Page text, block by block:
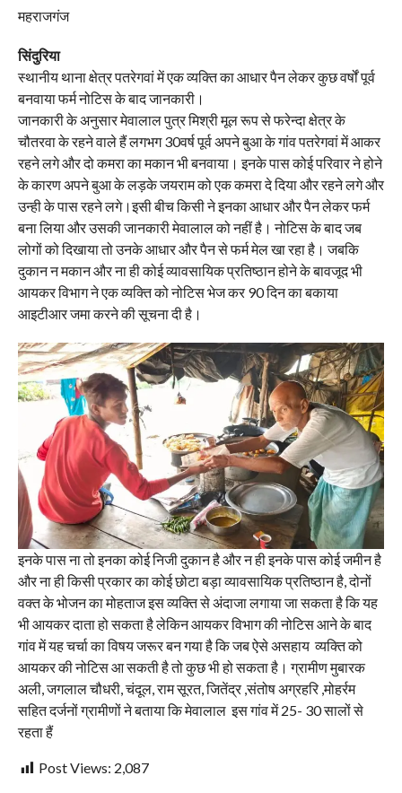
महराजगंज
सिंदुरिया
स्थानीय थाना क्षेत्र पतरेगवां में एक व्यक्ति का आधार पैन लेकर कुछ वर्षों पूर्व
बनवाया फर्म नोटिस के बाद जानकारी।
जानकारी के अनुसार मेवालाल पुत्र मिश्री मूल रूप से फरेन्दा क्षेत्र के
चौतरवा के रहने वाले हैं लगभग 30वर्ष पूर्व अपने बुआ के गांव पतरेगवां में आकर
रहने लगे और दो कमरा का मकान भी बनवाया। इनके पास कोई परिवार ने होने
के कारण अपने बुआ के लड़के जयराम को एक कमरा दे दिया और रहने लगे और
उन्ही के पास रहने लगे।इसी बीच किसी ने इनका आधार और पैन लेकर फर्म
बना लिया और उसकी जानकारी मेवालाल को नहीं है। नोटिस के बाद जब
लोगों को दिखाया तो उनके आधार और पैन से फर्म मेल खा रहा है। जबकि
दुकान न मकान और ना ही कोई व्यावसायिक प्रतिष्ठान होने के बावजूद भी
आयकर विभाग ने एक व्यक्ति को नोटिस भेज कर 90 दिन का बकाया
आइटीआर जमा करने की सूचना दी है।
इनके पास ना तो इनका कोई निजी दुकान है और न ही इनके पास कोई जमीन है
और ना ही किसी प्रकार का कोई छोटा बड़ा व्यावसायिक प्रतिष्ठान है, दोनों
वक्त के भोजन का मोहताज इस व्यक्ति से अंदाजा लगाया जा सकता है कि यह
भी आयकर दाता हो सकता है लेकिन आयकर विभाग की नोटिस आने के बाद
गांव में यह चर्चा का विषय जरूर बन गया है कि जब ऐसे असहाय व्यक्ति को
आयकर की नोटिस आ सकती है तो कुछ भी हो सकता है। ग्रामीण मुबारक
अली, जगलाल चौधरी, चंदूल, राम सूरत, जितेंद्र ,संतोष अग्रहरि ,मोहर्रम
सहित दर्जनों ग्रामीणों ने बताया कि मेवालाल इस गांव में 25- 30 सालों से
रहता हैं
Post Views: 2,087